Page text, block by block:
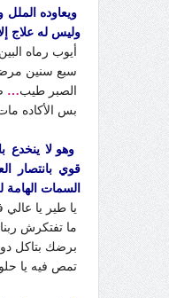
ويعاوده
وليس له علاج
أيوب رماه
سبع سنين
الصبر طيب…
بس الأكاده
وهو لا ينخدع
قوي بانتصار
السمات الهامة
يا طير يا
ما تفتكرش
برضك بتاكل
تمص فيه يا حلو